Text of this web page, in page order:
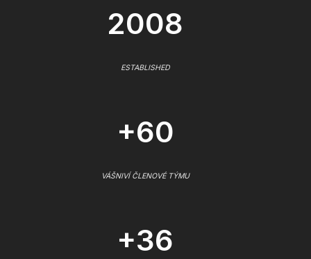
2008
ESTABLISHED
+60
VÁŠNIVÍ ČLENOVÉ TÝMU
+36